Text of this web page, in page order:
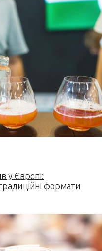
у Європі:
формати